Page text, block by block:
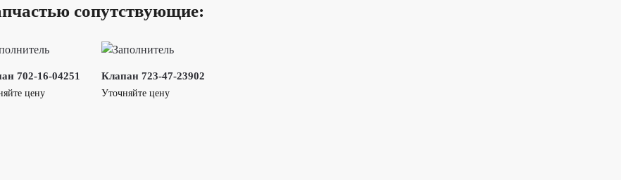
сопутствующие:
702-16-04251
цену
Клапан 723-47-23902
Уточняйте цену